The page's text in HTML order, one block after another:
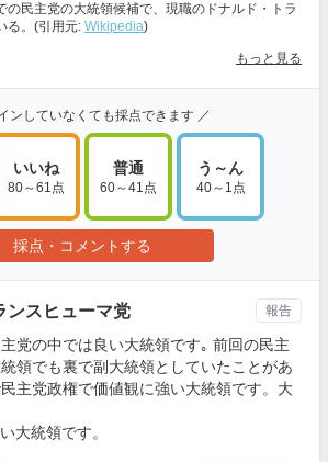
の民主党の大統領候補で、現職のドナルド・トラ
る。(引用元: Wikipedia)
もっと見る
ンしていなくても採点できます ／
いいね
80～61点
普通
60～41点
う～ん
40～1点
採点・コメントする
ンスヒューマ党
党の中では良い大統領です｡ 前回の民主
領でも裏で副大統領としていたことがあ
主党政権で価値観に強い大統領です。大
大統領です。
報告